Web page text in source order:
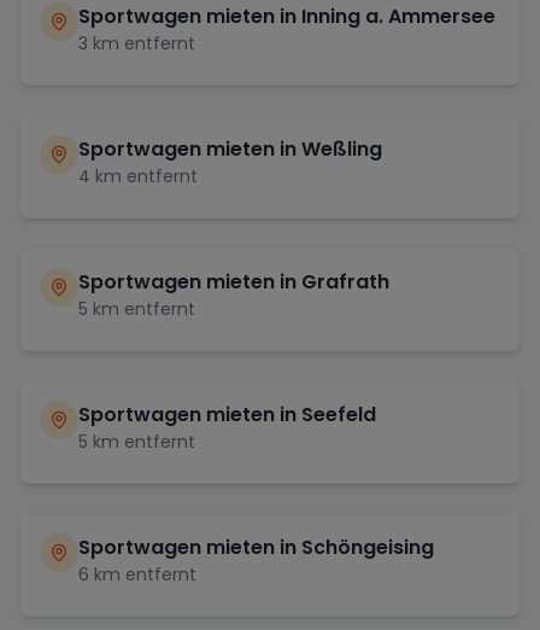
Sportwagen mieten in Inning a. Ammersee
3 km entfernt
Sportwagen mieten inWeßling
4 km entfernt
Sportwagen mieten in Grafrath
5 km entfernt
Sportwagen mieten in Seefeld
5 km entfernt
Sportwagen mieten in Schöngeising
6 km entfernt